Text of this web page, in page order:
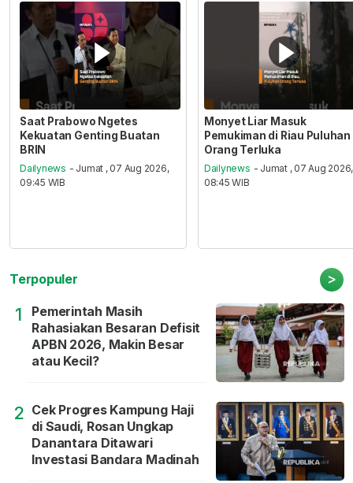
Saat Prabowo Ngetes
Kekuatan Genting Buatan
BRIN
Dailynews - Jumat , 07 Aug 2026,
09:45 WIB
Monyet Liar Masuk
Pemukiman di Riau Puluhan
Orang Terluka
Dailynews - Jumat , 07 Aug 2026,
08:45 WIB
Terpopuler >
1
Pemerintah Masih
Rahasiakan Besaran Defisit
APBN 2026, Makin Besar
atau Kecil?
2 Cek Progres Kampung Haji
di Saudi, Rosan Ungkap
Danantara Ditawari
Investasi Bandara Madinah